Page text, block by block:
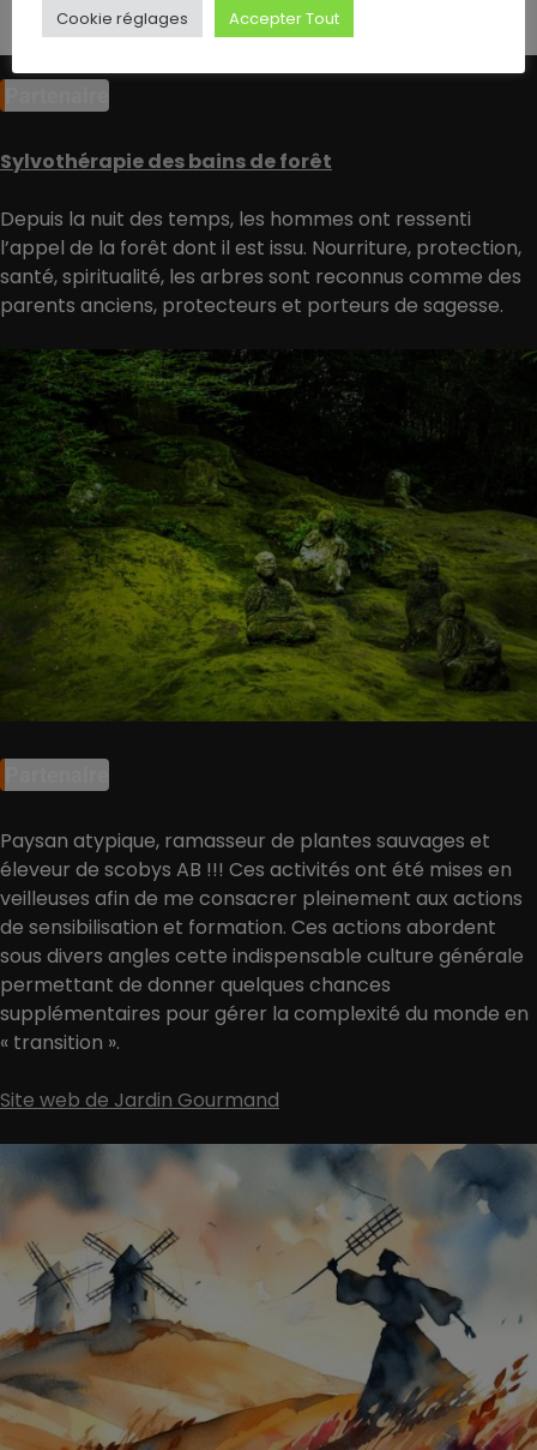
Sylvothérapie des bains de forêt
Depuis la nuit des temps, les hommes ont ressenti
l’appel de la forêt dont il est issu. Nourriture, protection,
santé, spiritualité, les arbres sont reconnus comme des
parents anciens, protecteurs et porteurs de sagesse.
Paysan atypique, ramasseur de plantes sauvages et
éleveur de scobys AB !!! Ces activités ont été mises en
veilleuses afin de me consacrer pleinement aux actions
de sensibilisation et formation. Ces actions abordent
sous divers angles cette indispensable culture générale
permettant de donner quelques chances
supplémentaires pour gérer la complexité du monde en
« transition ».
Site web de Jardin Gourmand
Cookie réglages Accepter Tout